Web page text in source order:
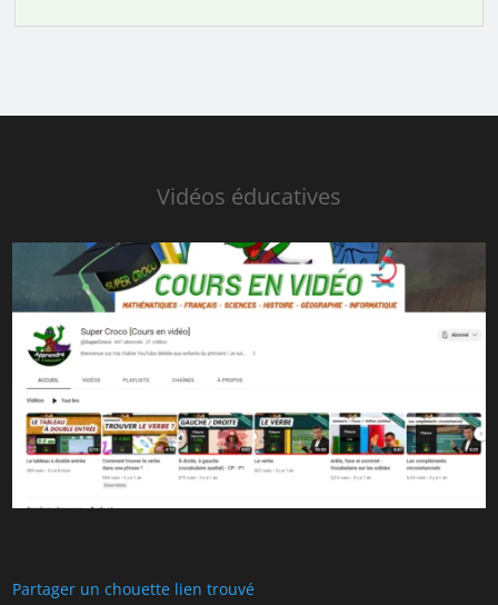
Vidéos éducatives
Partager un chouette lien trouvé